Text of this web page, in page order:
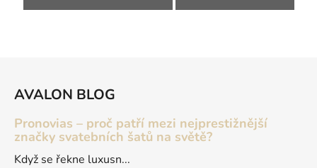
AVALON BLOG
Pronovias – proč patří mezi nejprestižnější
značky svatebních šatů na světě?
Když se řekne luxusn...